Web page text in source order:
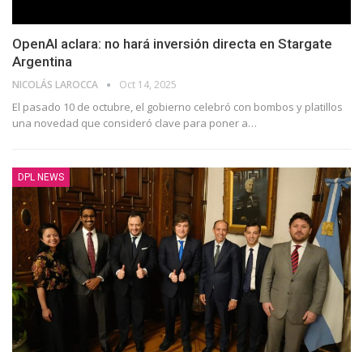
OpenAI aclara: no hará inversión directa en Stargate
Argentina
NICOLÁS LAROCCA Oct 14, 2025
El pasado 10 de octubre, el gobierno celebró con bombos y platillos
una novedad que consideró clave para poner a…
DPL NEWS